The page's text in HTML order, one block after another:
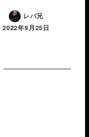
レバ兄
2022年9月25日